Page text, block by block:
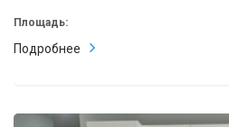
Александр Зозуля
Площадь:
Подробнее